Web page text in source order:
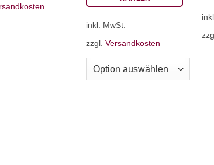
Produkt
weist
Varianten
auf.
inkl. MwSt.
zzgl. Versandkosten